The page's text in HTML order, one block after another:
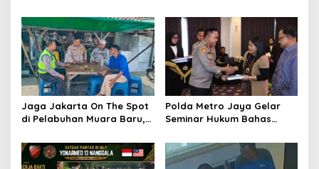
Kawasan Pelabuhan,
Situasi Berlangsung Aman
dan Kondusif
Jaga Jakarta On The Spot
di Pelabuhan Muara Baru,
Priok Perkuat Sinergi
Kamtibmas Bersama
Polda Metro Jaya Gelar
Seminar Hukum Bahas
Praperadilan dalam KUHAP
Baru